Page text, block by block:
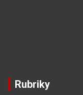
Rubriky